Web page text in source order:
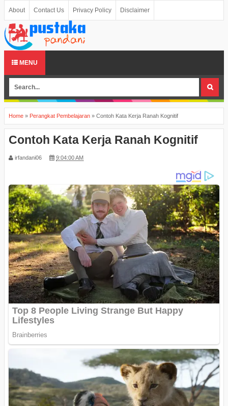
About Contact Us Privacy Policy Disclaimer
MENU
Home » Perangkat Pembelajaran » Contoh Kata Kerja Ranah Kognitif
Contoh Kata Kerja Ranah Kognitif
irfandani06 9:04:00 AM